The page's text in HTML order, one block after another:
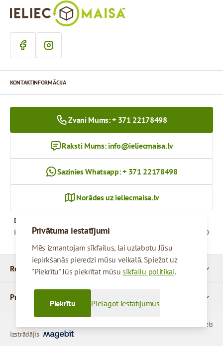
Privātuma iestatījumi
Mēs izmantojam sīkfailus, lai uzlabotu Jūsu
iepirkšanās pieredzi mūsu veikalā. Spiežot uz
"Piekrītu" Jūs piekrītat mūsusīkfailu politikai.
Pielāgot iestatījumus
Piekrītu
Rekvizīti
Produkti
KONTAKTINFORMĀCIJA
Zvani Mums: + 371 22178498
Raksti Mums: info@ieliecmaisa.lv
Sazinies Whatsapp: + 371 22178498
Norādes uz ieliecmaisa.lv
Darba Laiks
Pirmdiena - Piektdiena
09:00 - 17:00
© 2026 SIA Parcels
Izstrādājis